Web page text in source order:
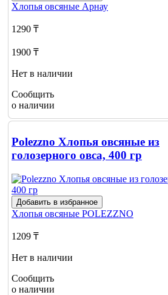
Хлопья овсяные Арнау
1290 ₸
1900 ₸
Нет в наличии
Сообщить
о наличии
Polezzno Хлопья овсяные из
голозерного овса, 400 гр
Добавить в избранное
Хлопья овсяные POLEZZNO
1209 ₸
Нет в наличии
Сообщить
о наличии